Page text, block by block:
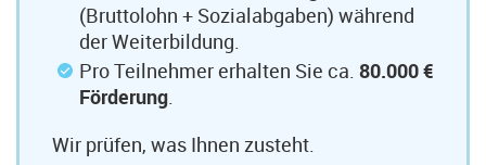
(Bruttolohn + Sozialabgaben) während
der Weiterbildung.
Pro Teilnehmer erhalten Sie ca. 80.000 €
Förderung.
Wir prüfen, was Ihnen zusteht.